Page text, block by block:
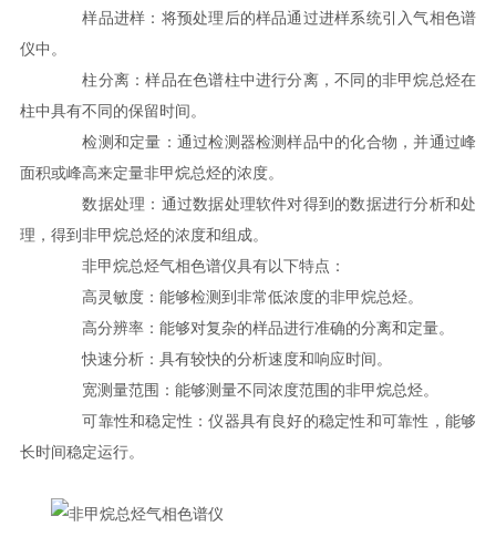
样品进样：将预处理后的样品通过进样系统引入气相色谱
仪中。
柱分离：样品在色谱柱中进行分离，不同的非甲烷总烃在
柱中具有不同的保留时间。
检测和定量：通过检测器检测样品中的化合物，并通过峰
面积或峰高来定量非甲烷总烃的浓度。
数据处理：通过数据处理软件对得到的数据进行分析和处
理，得到非甲烷总烃的浓度和组成。
非甲烷总烃气相色谱仪具有以下特点：
高灵敏度：能够检测到非常低浓度的非甲烷总烃。
高分辨率：能够对复杂的样品进行准确的分离和定量。
快速分析：具有较快的分析速度和响应时间。
宽测量范围：能够测量不同浓度范围的非甲烷总烃。
可靠性和稳定性：仪器具有良好的稳定性和可靠性，能够
长时间稳定运行。